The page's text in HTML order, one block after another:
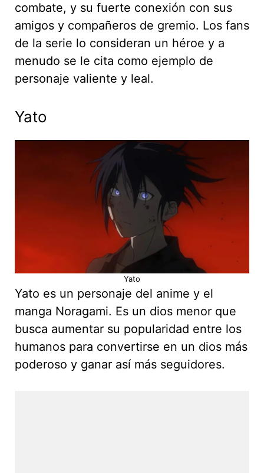
combate, y su fuerte conexión con sus
amigos y compañeros de gremio. Los fans
de la serie lo consideran un héroe y a
menudo se le cita como ejemplo de
personaje valiente y leal.
Yato
Yato
Yato es un personaje del anime y el
manga Noragami. Es un dios menor que
busca aumentar su popularidad entre los
humanos para convertirse en un dios más
poderoso y ganar así más seguidores.